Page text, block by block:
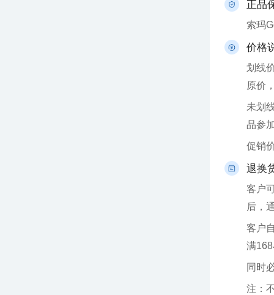
正品
索玛
价格
原价
品参
促销
退换
后，
满
同时
注：